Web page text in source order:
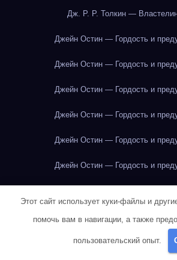
Дж. Р. Р. Толкин —
Джейн Остин — Гордость и
Джейн Остин — Гордость и
Джейн Остин — Гордость и
Джейн Остин — Гордость и
Джейн Остин — Гордость и
Джейн Остин — Гордость и
Джейн Остин — Гордость и
Этот сайт использует куки-файлы и
помочь вам в навигации, а также
пользовательский опыт.